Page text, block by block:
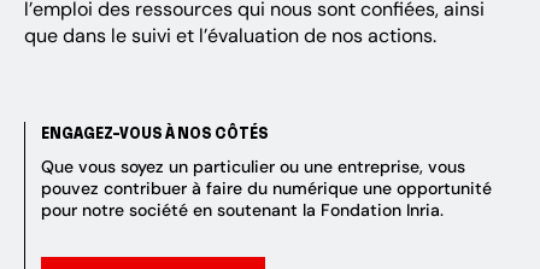
l’emploi des ressources qui nous sont confiées, ainsi
que dans le suivi et l’évaluation de nos actions.
ENGAGEZ-VOUS À NOS CÔTÉS
Que vous soyez un particulier ou une entreprise, vous
pouvez contribuer à faire du numérique une opportunité
pour notre société en soutenant la Fondation Inria.